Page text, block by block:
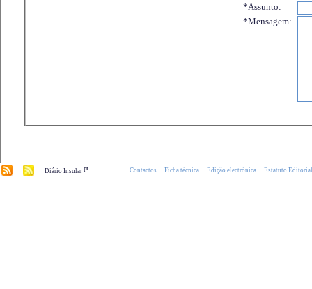
*Assunto:
*Mensagem:
Diário Insular.pt Contactos Ficha técnica Edição electrónica Estatuto Editorial